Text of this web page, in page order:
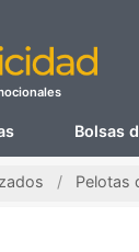
Bolsas
Pelotas